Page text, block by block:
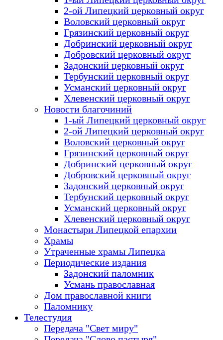
2-ой Липецкий церковный округ
Воловский церковный округ
Грязинский церковный округ
Добринский церковный округ
Добровский церковный округ
Задонский церковный округ
Тербунский церковный округ
Усманский церковный округ
Хлевенский церковный округ
Новости благочиний
1-ый Липецкий церковный округ
2-ой Липецкий церковный округ
Воловский церковный округ
Грязинский церковный округ
Добринский церковный округ
Добровский церковный округ
Задонский церковный округ
Тербунский церковный округ
Усманский церковный округ
Хлевенский церковный округ
Монастыри Липецкой епархии
Храмы
Утраченные храмы Липецка
Периодические издания
Задонский паломник
Усмань православная
Дом православной книги
Паломнику
Телестудия
Передача "Свет миру"